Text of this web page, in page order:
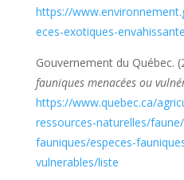
https://
eces-exotiques-
Gouvernement du Québec.
fauniques menacées ou
https://www.quebec.ca/
ressources-naturelles/
fauniques/especes-
vulnerables/liste